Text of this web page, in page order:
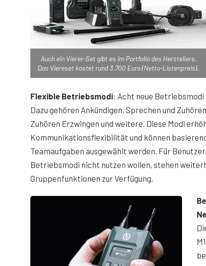
Auch ein Vierer-Set gibt es im Portfolio des Herstellers.
Das Viereset kostet rund 3.700 Euro (Netto-Listenpreis).
Flexible Betriebsmodi: Acht neue
Dazu gehören Ankündigen, Sprechen und
Zuhören Erzwingen und weitere. Diese Modi
Kommunikationsflexibilität und können
Teamaufgaben ausgewählt werden. Für
Betriebsmodi nicht nutzen wollen, stehen
Gruppenfunktionen zur Verfügung.